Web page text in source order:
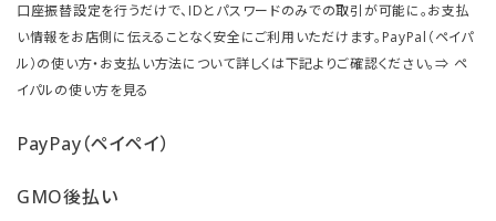
口座振替設定を行うだけで、IDとパスワードのみでの取引が可能に。お支払
い情報をお店側に伝えることなく安全にご利用いただけます。PayPal（ペイパ
ル）の使い方・お支払い方法について詳しくは下記よりご確認ください。⇒ ペ
イパルの使い方を見る
PayPay（ペイペイ）
GMO後払い